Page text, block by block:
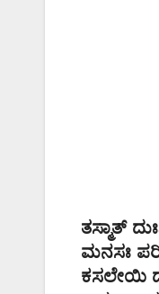
ತಸ್ಮಾತ್
ಮನಸಃ
ಕಸಲೇಯಿ